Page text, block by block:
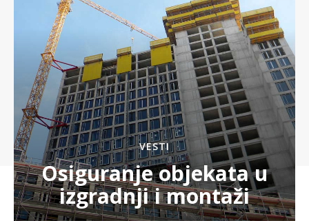
VESTI
Osiguranje objekata u
izgradnji i montaži